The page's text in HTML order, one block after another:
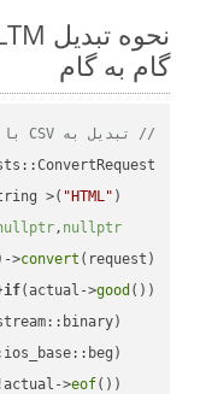
گام به گام
// تبدیل به CSV با استفاده از Aspose.Cells
"HTML"
    requestFile,
, nullptr
>convert (request);
if(actual->good
>eof